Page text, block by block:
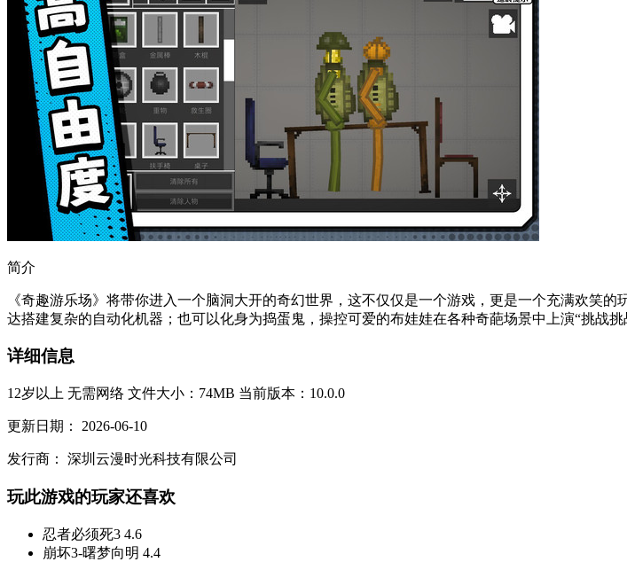
简介
《奇趣游乐场》将带你进入一个脑洞大开的奇幻世界，这不仅仅是一个游戏，更是一个充满欢笑
达搭建复杂的自动化机器；也可以化身为捣蛋鬼，操控可爱的布娃娃在各种奇葩场景中上演“挑战
详细信息
12岁以上 无需网络 文件大小：74MB 当前版本：10.0.0
更新日期： 2026-06-10
发行商： 深圳云漫时光科技有限公司
玩此游戏的玩家还喜欢
忍者必须死3 4.6
崩坏3-曙梦向明 4.4